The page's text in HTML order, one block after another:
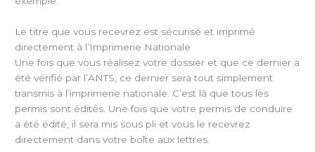
Le titre que vous recevrez est sécurisé et imprimé
directement à l’Imprimerie Nationale
Une fois que vous réalisez votre dossier et que ce dernier a
été vérifié par l’ANTS, ce dernier sera tout simplement
transmis à l’imprimerie nationale. C’est là que tous les
permis sont édités. Une fois que votre permis de conduire
a été édité, il sera mis sous pli et vous le recevrez
directement dans votre boîte aux lettres.